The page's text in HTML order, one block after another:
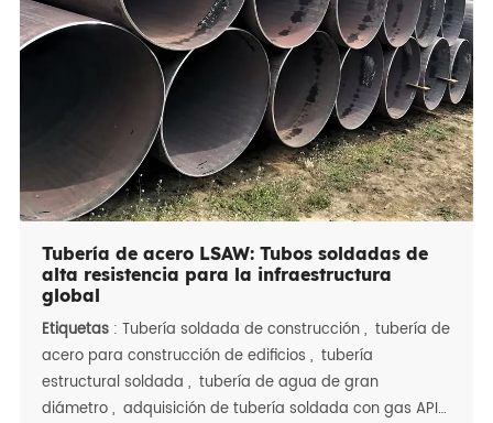
para grados de aleación), son esenciales para el
petróleo y el gas Transmisión, plantas petroquímicas,
servicios de agua y generación de energía Proyectos a
Tubería de acero LSAW: Tubos soldadas de
alta resistencia para la infraestructura
global
Etiquetas: Tubería soldada de construcción, tubería de
acero para construcción de edificios , tubería
estructural soldada , tubería de agua de gran
diámetro, adquisición de tubería soldada con gas API